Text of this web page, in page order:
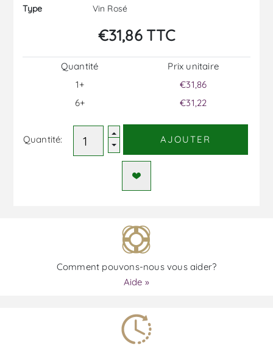
Type
Vin Rosé
€31,86 TTC
Quantité
1+
6+
Prix ​​unitaire
€31,86
€31,22
Quantité: AJOUTER
Comment pouvons-nous vous aider?
Aide »